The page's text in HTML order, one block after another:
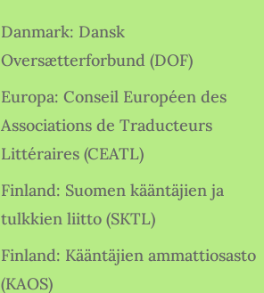
Danmark: Dansk
Oversætterforbund (DOF)
Europa: Conseil Européen des
Associations de Traducteurs
Littéraires (CEATL)
Finland: Suomen kääntäjien ja
tulkkien liitto (SKTL)
Finland: Kääntäjien ammattiosasto
(KAOS)